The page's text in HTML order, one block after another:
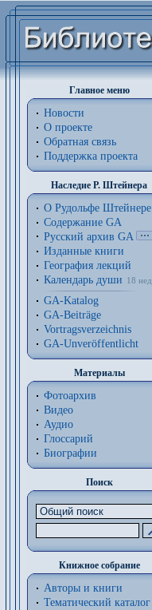
Главное меню
Новости
О проекте
Обратная связь
Поддержка проекта
Наследие Р. Штейнера
О Рудольфе Штейнере
Содержание GA
Русский архив GA
Изданные книги
География лекций
Календарь души
18 нед.
GA-Katalog
GA-Beiträge
Vortragsverzeichnis
GA-Unveröffentlicht
Материалы
Фотоархив
Видео
Аудио
Глоссарий
Биографии
Поиск
Книжное собрание
Авторы и книги
Тематический каталог